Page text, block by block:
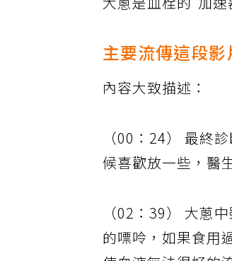
大蔥是血栓的"加
主要流傳這段影
內容大致描述：
（00：24） 最終
候喜歡放一些，醫
（02：39） 大蔥
的嘌呤，如果食用